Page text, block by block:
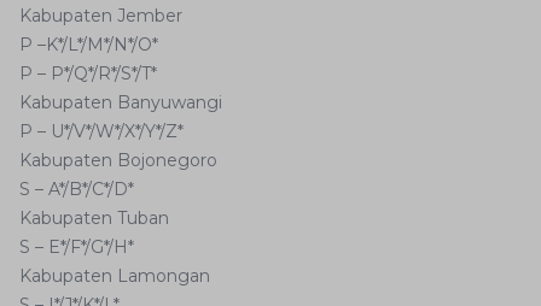
Kabupaten Jember
P –K*/L*/M*/N*/O*
P – P*/Q*/R*/S*/T*
Kabupaten Banyuwangi
P – U*/V*/W*/X*/Y*/Z*
Kabupaten Bojonegoro
S – A*/B*/C*/D*
Kabupaten Tuban
S – E*/F*/G*/H*
Kabupaten Lamongan